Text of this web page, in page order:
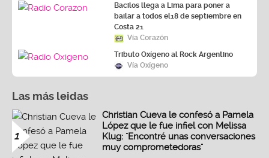
Bacilos llega a Lima para poner a
bailar a todos el18 de septiembre en
Costa 21
Vía Corazón
Tributo Oxígeno al Rock Argentino
Vía Oxígeno
Las más leidas
1
Christian Cueva le confesó a Pamela
López que le fue infiel con Melissa
Klug: "Encontré unas conversaciones
muy comprometedoras"